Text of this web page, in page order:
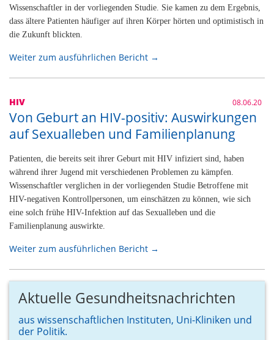
Wissenschaftler in der vorliegenden Studie. Sie kamen zu dem Ergebnis,
dass ältere Patienten häufiger auf ihren Körper hörten und optimistisch in
die Zukunft blickten.
Weiter zum ausführlichen Bericht →
HIV 08.06.20
Von Geburt an HIV-positiv: Auswirkungen
auf Sexualleben und Familienplanung
Patienten, die bereits seit ihrer Geburt mit HIV infiziert sind, haben
während ihrer Jugend mit verschiedenen Problemen zu kämpfen.
Wissenschaftler verglichen in der vorliegenden Studie Betroffene mit
HIV-negativen Kontrollpersonen, um einschätzen zu können, wie sich
eine solch frühe HIV-Infektion auf das Sexualleben und die
Familienplanung auswirkte.
Weiter zum ausführlichen Bericht →
Aktuelle Gesundheitsnachrichten
aus wissenschaftlichen Instituten, Uni-Kliniken und
der Politik.